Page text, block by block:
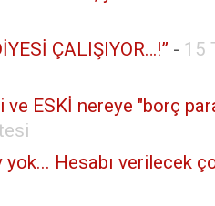
ÇALIŞIYOR…!” - 15
ve ESKİ nereye "borç
yok... Hesabı verilecek